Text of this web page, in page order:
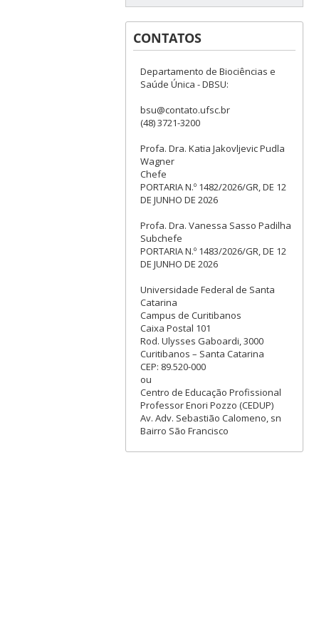
CONTATOS
Departamento de Biociências e
Saúde Única - DBSU:
bsu@contato.ufsc.br
(48) 3721-3200
Profa. Dra. Katia Jakovljevic Pudla
Wagner
Chefe
PORTARIA N.º 1482/2026/GR, DE 12
DE JUNHO DE 2026
Profa. Dra. Vanessa Sasso Padilha
Subchefe
PORTARIA N.º 1483/2026/GR, DE 12
DE JUNHO DE 2026
Universidade Federal de Santa
Catarina
Campus de Curitibanos
Caixa Postal 101
Rod. Ulysses Gaboardi, 3000
Curitibanos – Santa Catarina
CEP: 89.520-000
ou
Centro de Educação Profissional
Professor Enori Pozzo (CEDUP)
Av. Adv. Sebastião Calomeno, sn
Bairro São Francisco